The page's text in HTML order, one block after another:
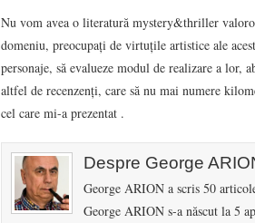
Nu vom avea o literatură mystery&thriller
domeniu, preocupaţi de virtuţile artistice ale
personaje, să evalueze modul de realizare a lor,
altfel de recenzenţi, care să nu mai numere
cel care mi-a prezentat .
Despre George
George ARION a scris 50
George ARION s-a născut la 5